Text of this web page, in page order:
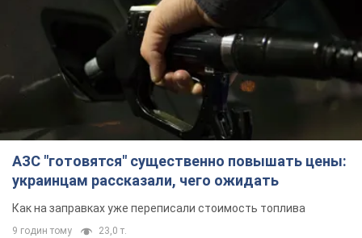
АЗС "готовятся" существенно повышать цены:
украинцам рассказали, чего ожидать
Как на заправках уже переписали стоимость топлива
9 годин тому 23,0 т.